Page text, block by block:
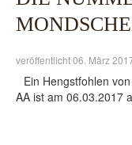
veröffentlicht 06. März
Ein Hengstfohlen
AA ist am 06.03.2017